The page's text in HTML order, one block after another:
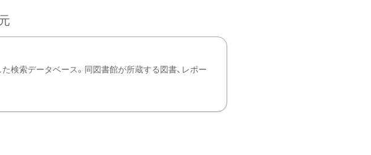
検索データベース。同図書館が所蔵する図書、レポー